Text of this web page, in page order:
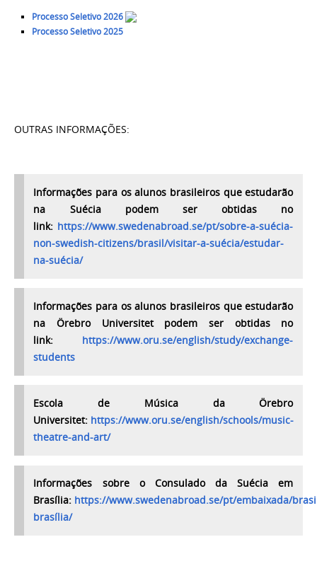
Processo Seletivo 2026
Processo Seletivo 2025
OUTRAS INFORMAÇÕES:
Informações para os alunos brasileiros que estudarão
na Suécia podem ser obtidas no
link: https://www.swedenabroad.se/pt/sobre-a-suécia-
non-swedish-citizens/brasil/visitar-a-suécia/estudar-
na-suécia/
Informações para os alunos brasileiros que estudarão
na Örebro Universitet podem ser obtidas no
link: https://www.oru.se/english/study/exchange-
students
Escola de Música da Örebro
Universitet: https://www.oru.se/english/schools/music-
theatre-and-art/
Informações sobre o Consulado da Suécia em
Brasília: https://www.swedenabroad.se/pt/embaixada/
brasília/